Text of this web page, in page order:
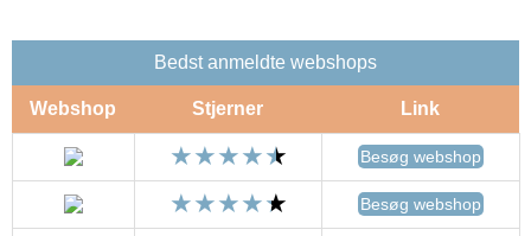
Bedst anmeldte webshops
Webshop Stjerner Link
Besøg webshop
Besøg webshop